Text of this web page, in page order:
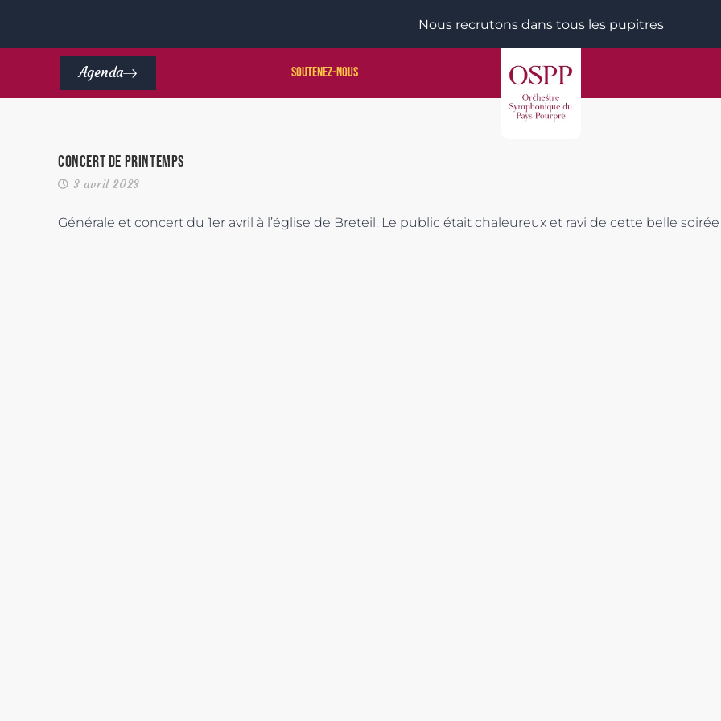
Agenda Soutenez-nous
Concert de printemps
3 avril 2023
Générale et concert du 1er avril à l’église de Breteil. Le public était chaleureux et ravi de cette belle soirée
Nous recrutons dans tous les pupitres